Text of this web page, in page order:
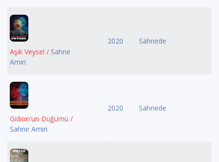
Aşık Veysel / Sahne
Amiri
2020 Sahnede
Gidion'un Düğümü /
Sahne Amiri
2020 Sahnede